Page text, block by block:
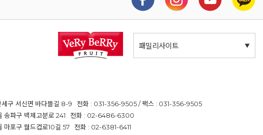
패밀리사이트
세구 서신면 바다뜰길 8-9 전화 : 031-356-9505 / 팩스 : 031-356-9505
송파구 백제고분로 241 전화 : 02-6486-6300
마포구 월드컵로10길 57 전화 : 02-6381-6411